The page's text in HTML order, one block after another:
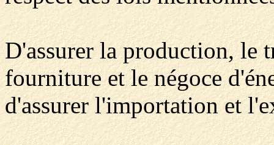
D'assurer la production, le
fourniture et le négoce
d'assurer l'importation et